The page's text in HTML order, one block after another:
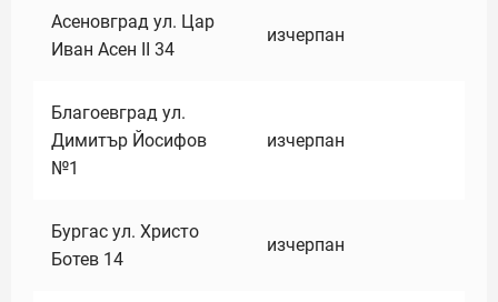
Асеновград ул. Цар
Иван Асен II 34
изчерпан
Благоевград ул.
Димитър Йосифов
№1
изчерпан
Бургас ул. Христо
Ботев 14
изчерпан